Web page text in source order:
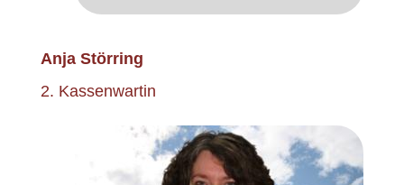
Anja Störring
2. Kassenwartin